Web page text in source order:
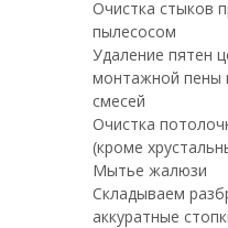
Очистка стыков
пылесосом
Удаление пятен
монтажной пены
смесей
Очистка
(кроме
Мытье жалюзи
Складываем
аккуратные